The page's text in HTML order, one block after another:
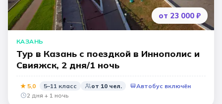
от 23 000 ₽
КАЗАНЬ
Тур в Казань с поездкой в Иннополис и
Свияжск, 2 дня/1 ночь
★ 5,0 5–11 класс от 10 чел.
Автобус включён
2 дня + 1 ночь